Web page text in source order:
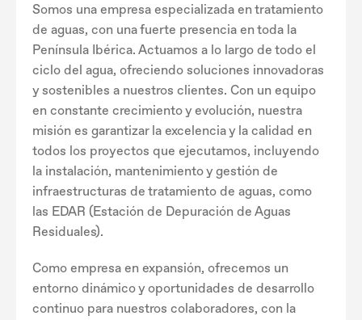
Somos una empresa especializada en tratamiento
de aguas, con una fuerte presencia en toda la
Península Ibérica. Actuamos a lo largo de todo el
ciclo del agua, ofreciendo soluciones innovadoras
y sostenibles a nuestros clientes. Con un equipo
en constante crecimiento y evolución, nuestra
misión es garantizar la excelencia y la calidad en
todos los proyectos que ejecutamos, incluyendo
la instalación, mantenimiento y gestión de
infraestructuras de tratamiento de aguas, como
las EDAR (Estación de Depuración de Aguas
Residuales).
Como empresa en expansión, ofrecemos un
entorno dinámico y oportunidades de desarrollo
continuo para nuestros colaboradores, con la